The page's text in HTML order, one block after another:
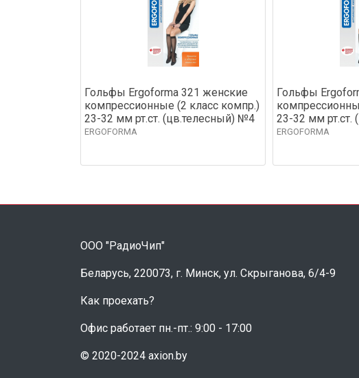
Гольфы Ergoforma 321 женские
компрессионные (2 класс компр.)
23-32 мм рт.ст. (цв.телесный) №4
ERGOFORMA
Гольфы
23-32 мм рт.ст.
ERGOFORMA
ООО "РадиоЧип"
Беларусь, 220073, г. Минск, ул. Скрыганова, 6/4-9
Как проехать?
Офис работает пн.-пт.: 9:00 - 17:00
© 2020-2024 axion.by